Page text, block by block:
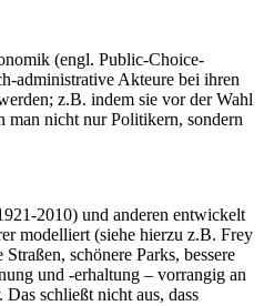
(engl. Public-Choice-
administrative Akteure bei ihren
z.B. indem sie vor der Wahl
man nicht nur Politikern, sondern
2010) und anderen entwickelt
modelliert (siehe hierzu z.B. Frey
schönere Parks, bessere
und -erhaltung – vorrangig an
schließt nicht aus, dass